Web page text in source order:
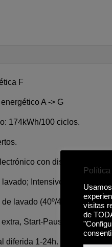
F
A -> G
174kWh/100 ciclos.
con display LED.
Intensivo, Universal,
lavado (40º/45º/60º/65º/
Start-Pause.
diferida 1-24h.
visitas
de